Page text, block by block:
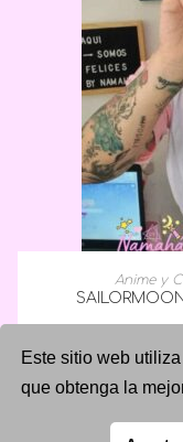
Este sitio web
que obtenga la
Anime y